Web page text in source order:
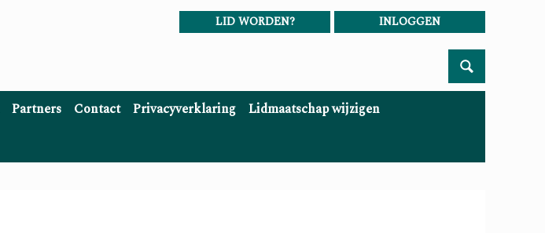
LID WORDEN? INLOGGEN
Partners Contact Privacyverklaring
Lidmaatschap wijzigen